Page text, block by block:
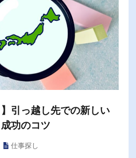
】引っ越し先での新しい
功のコツ
仕事探し